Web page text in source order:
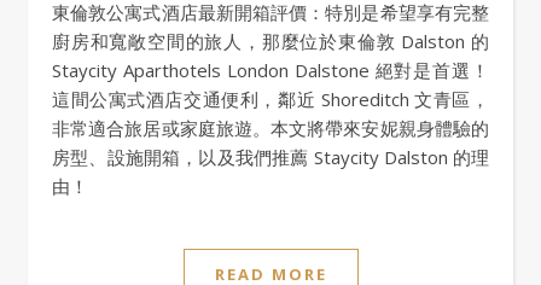
東倫敦公寓式酒店最新開箱評價：特別是希望享有完整
廚房和寬敞空間的旅人，那麼位於東倫敦 Dalston 的
Staycity Aparthotels London Dalstone 絕對是首選！
這間公寓式酒店交通便利，鄰近 Shoreditch 文青區，
非常適合旅居或家庭旅遊。本文將帶來安妮親身體驗的
房型、設施開箱，以及我們推薦 Staycity Dalston 的理
由！
READ MORE